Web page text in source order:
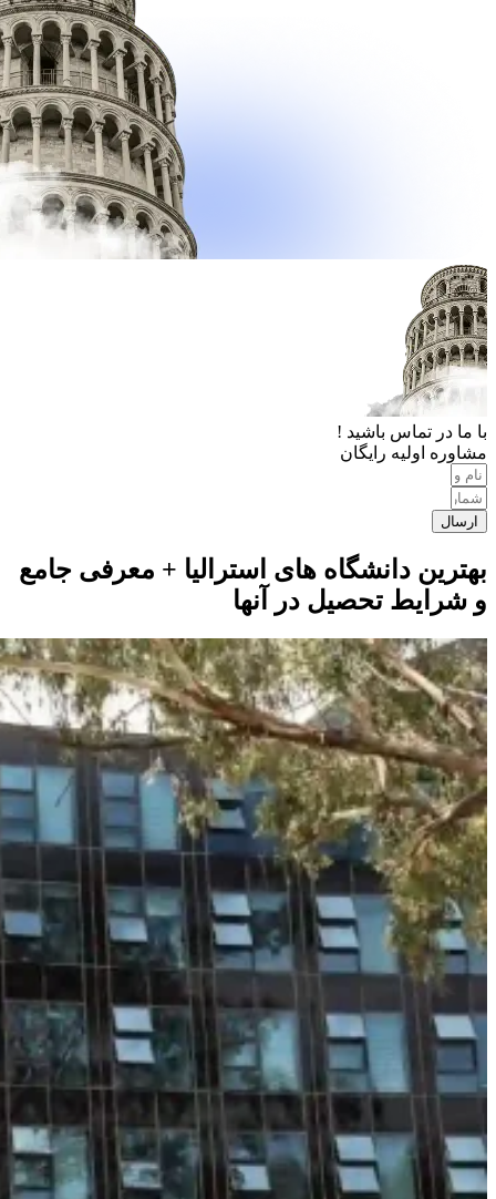
با ما در تماس باشید !
مشاوره اولیه رایگان
ارسال
بهترین دانشگاه های استرالیا + معرفی جامع
و شرایط تحصیل در آنها